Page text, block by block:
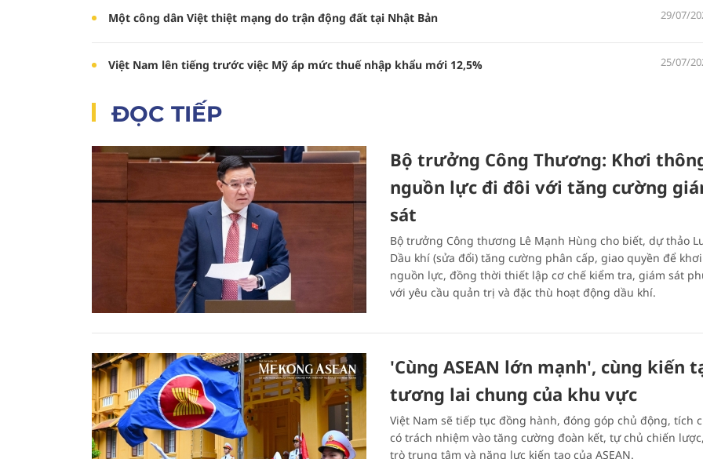
Một công dân Việt thiệt mạng do trận động đất tại Nhật Bản 29/07/
Việt Nam lên tiếng trước việc Mỹ áp mức thuế nhập khẩu mới 12,5% 25/07/
ĐỌC TIẾP
Bộ trưởng Công Thương: Khơi
nguồn lực đi đôi với tăng cường
sát
Bộ trưởng Công thương Lê Mạnh Hùng cho biết, dự thảo
Dầu khí (sửa đổi) tăng cường phân cấp, giao quyền để
nguồn lực, đồng thời thiết lập cơ chế kiểm tra, giám sát
với yêu cầu quản trị và đặc thù hoạt động dầu khí.
'Cùng ASEAN lớn mạnh', cùng kiến
tương lai chung của khu vực
Việt Nam sẽ tiếp tục đồng hành, đóng góp chủ động, tích
có trách nhiệm vào tăng cường đoàn kết, tự chủ chiến
trò trung tâm và năng lực kiến tạo của ASEAN.